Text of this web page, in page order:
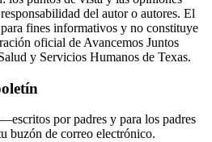
del autor o autores. El
fines informativos y no constituye
oficial de Avancemos Juntos
y Servicios Humanos de Texas.
por padres y para los padres
buzón de correo electrónico.